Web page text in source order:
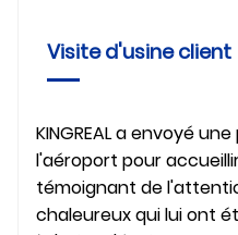
Visite d'usine client
KINGREAL a envoyé
l'aéroport pour
témoignant de
chaleureux qui lui ont